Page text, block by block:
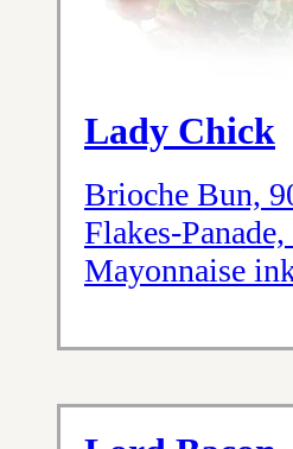
Lady Chick
Brioche Bun,
Flakes-
Mayonnaise